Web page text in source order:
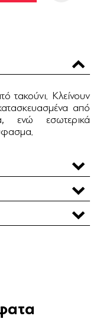
τακούνι. Κλείνουν
από
ενώ εσωτερικά